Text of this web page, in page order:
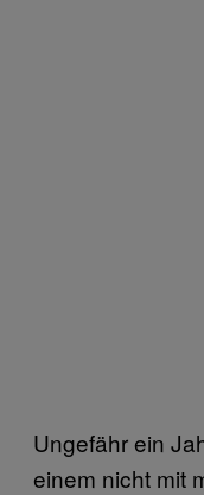
Ungefähr ein
einem nicht mit